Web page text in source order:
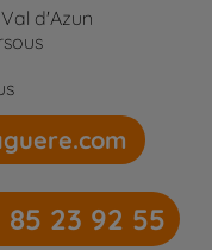
d'Azun
85 23 92 55